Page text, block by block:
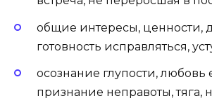
общие интересы, ценности,
готовность исправляться,
осознание глупости,
признание неправоты, тяга,